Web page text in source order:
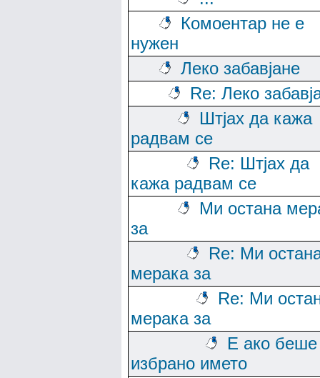
Комоентар не е
нужен
Леко забавјане
Re: Леко
Штјах да кажа
радвам се
Re: Штјах да
кажа радвам се
Ми остана
за
Re: Ми
мерака за
Re: Ми
мерака за
Е ако беше
избрано името